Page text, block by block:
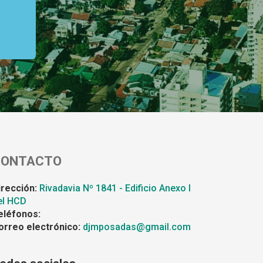
Rivadavia Nº 1841 - Edificio Anexo I
HCD
electrónico: djmposadas@gmail.com